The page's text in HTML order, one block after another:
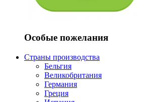
Особые пожелания
Страны производства
Бельгия
Великобритания
Германия
Греция